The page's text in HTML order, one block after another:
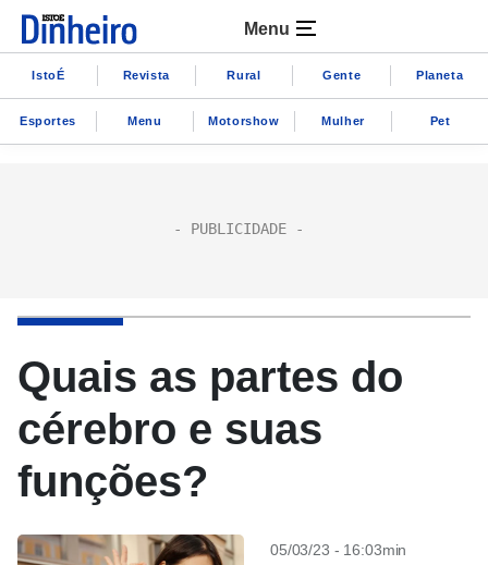
Menu
IstoÉ Revista Rural Gente Planeta
Esportes Menu Motorshow Mulher Pet
Quais as partes do
cérebro e suas
funções?
05/03/23 - 16:03min